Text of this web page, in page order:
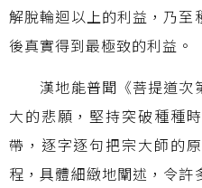
解脫輪迴以上的利益，乃至
後真實得到最極致的利益。
漢地能普聞《菩提道次
大的悲願，堅持突破種種
帶，逐字逐句把宗大師的
程，具體細緻地闡述，令